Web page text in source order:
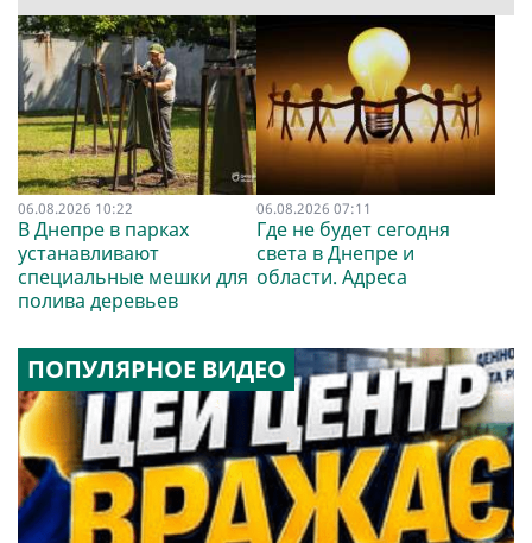
06.08.2026 10:22
В Днепре в парках
устанавливают
специальные мешки для
полива деревьев
06.08.2026 07:11
Где не будет сегодня
света в Днепре и
области. Адреса
ПОПУЛЯРНОЕ ВИДЕО